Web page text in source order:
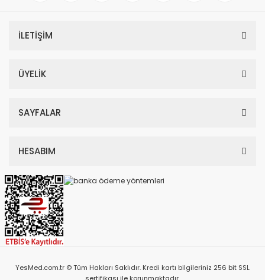
İLETİŞİM
ÜYELİK
SAYFALAR
HESABIM
YesMed.com.tr © Tüm Hakları Saklıdır. Kredi kartı bilgileriniz 256 bit SSL